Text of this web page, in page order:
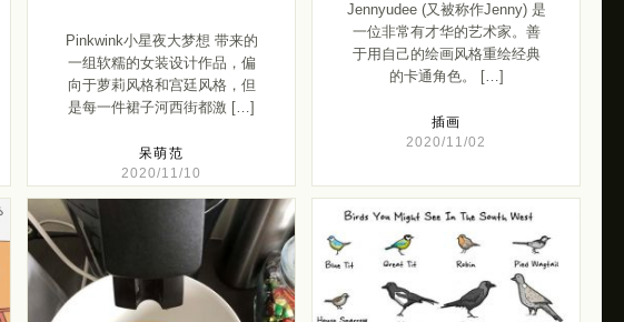
Pinkwink小星夜大梦想 带来的
一组软糯的女装设计作品，偏
向于萝莉风格和宫廷风格，但
是每一件裙子河西街都激 […]
呆萌范
2020/11/10
Jennyudee (又被称作Jenny) 是
一位非常有才华的艺术家。善
于用自己的绘画风格重绘经典
的卡通角色。 […]
插画
2020/11/02